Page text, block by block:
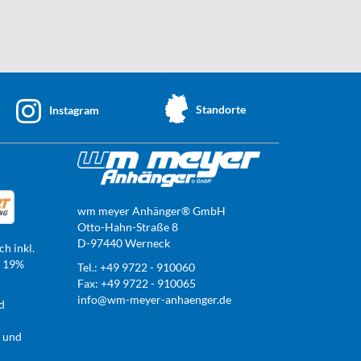
Instagram Standorte
inkl.
wm meyer Anhänger® GmbH
Otto-Hahn-Straße 8
D-97440 Werneck
Tel.: +49 9722 - 910060
Fax: +49 9722 - 910065
info@wm-meyer-anhaenger.de